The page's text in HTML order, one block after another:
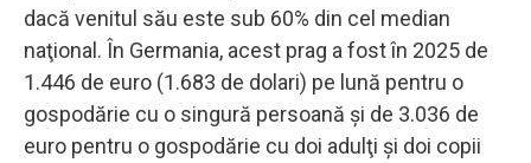
dacă venitul său este sub 60% din cel median
naţional. În Germania, acest prag a fost în 2025 de
1.446 de euro (1.683 de dolari) pe lună pentru o
gospodărie cu o singură persoană şi de 3.036 de
euro pentru o gospodărie cu doi adulţi şi doi copii